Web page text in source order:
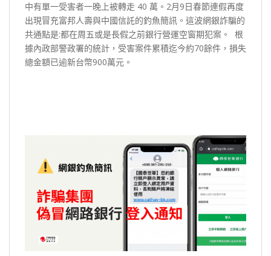
中有單一受害者一晚上被轉走 40 萬。2月9日春節連假再度
出現冒充富邦人壽與中國信託的釣魚簡訊。這波網銀詐騙的
共通點是:都在周五或是長假之前銀行營運空窗期犯案。⁣ ⁣ 根
據內政部警政署的統計，受害案件累積迄今約70餘件，損失
總金額已逾新台幣900萬元。 ⁣